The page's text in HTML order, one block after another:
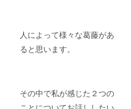
人によって様々な葛藤があ
ると思います。
その中で私が感じた２つの